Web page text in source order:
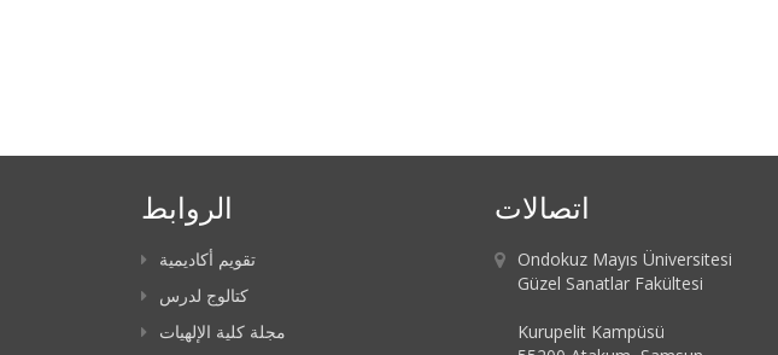
الروابط
تقويم أكاديمية
كتالوج لدرس
مجلة كلية الإلهيات
اتصالات
Ondokuz Mayıs Üniversitesi
Güzel Sanatlar Fakültesi
Kurupelit Kampüsü